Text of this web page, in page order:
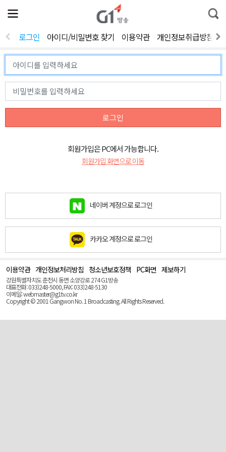
전
체
뉴
열
통
합
색
로그인 아이디/비밀번호 찾기 이용약관 개인정보취급방침
로그인
회원가입은 PC에서 가능합니다.
회원가입 화면으로 이동
네이버 계정으로 로그인
카카오 계정으로 로그인
이용약관 개인정보처리방침 청소년보호정책 PC화면 제보하기
강원특별자치도 춘천시 동면 소양강로 274 G1방송
대표전화: 033)248-5000, FAX: 033)248-5130
이메일: webmaster@g1tv.co.kr
Copyright © 2001 Gangwon No. 1 Broadcasting. All Rights Reserved.